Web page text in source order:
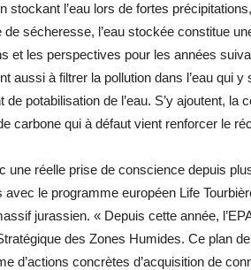
stockant l’eau lors de fortes
de sécheresse, l’eau stockée constitue
et les perspectives pour les années
aussi à filtrer la pollution dans l’eau qui
de potabilisation de l’eau. S’y ajoutent,
carbone qui à défaut vient renforcer le
une réelle prise de conscience depuis
avec le programme européen Life
jurassien. « Depuis cette année,
des Zones Humides. Ce plan
d’actions concrètes d’acquisition de